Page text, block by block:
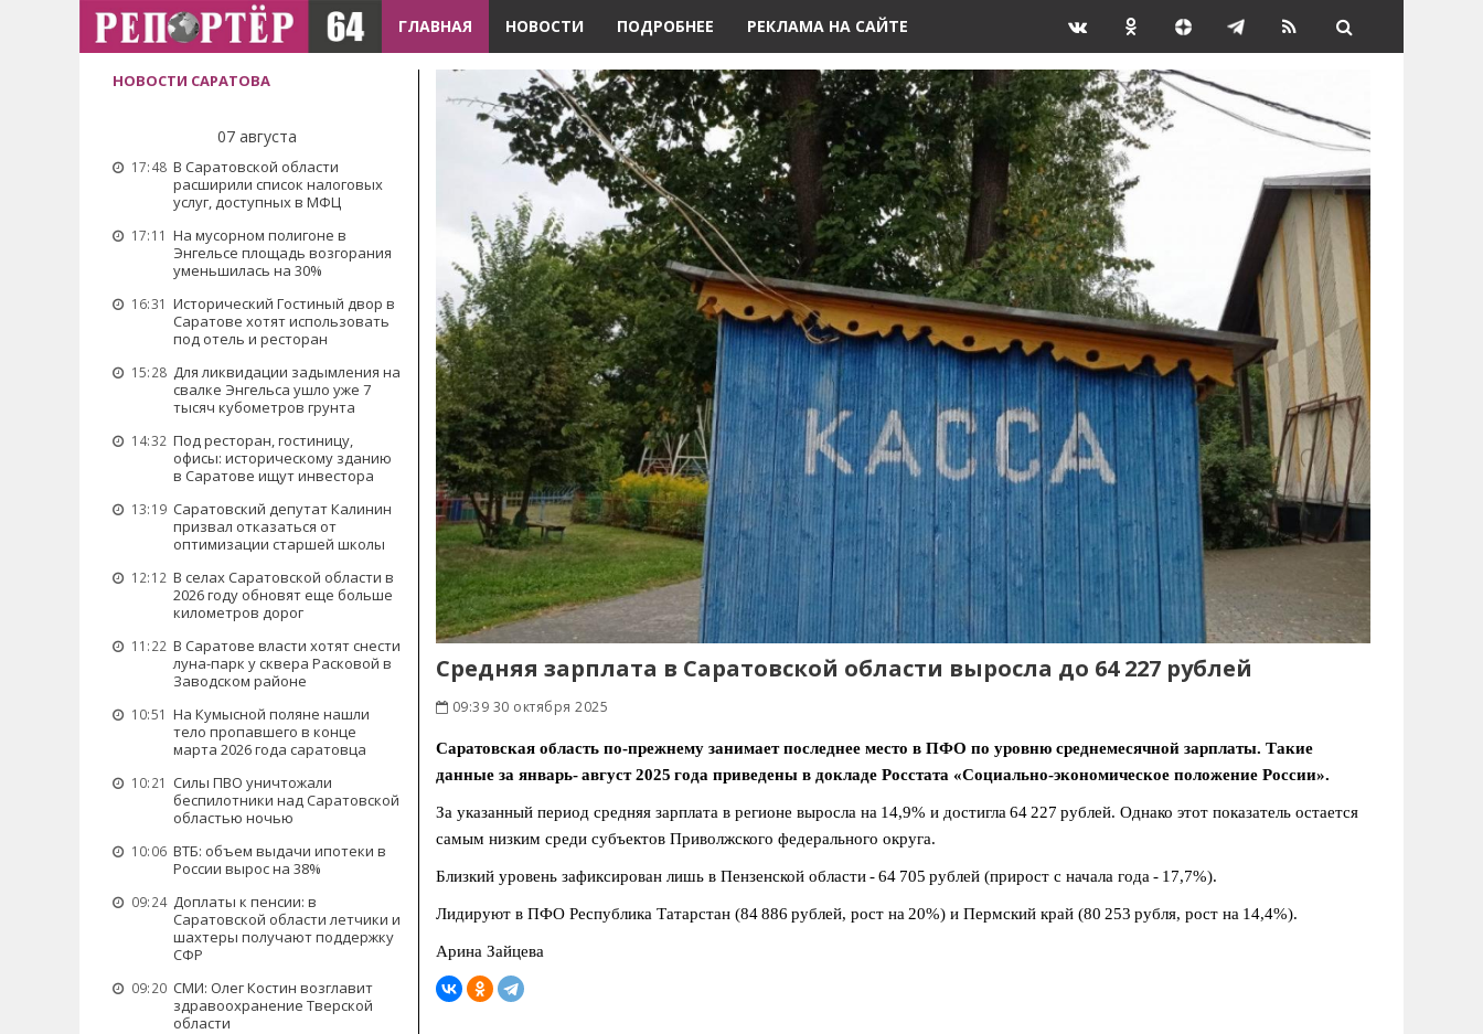
ГЛАВНАЯ НОВОСТИ ПОДРОБНЕЕ РЕКЛАМА НА САЙТЕ
НОВОСТИ САРАТОВА
07 августа
17:48 В Саратовской области
расширили список налоговых
услуг, доступных в МФЦ
17:11 На мусорном полигоне в
Энгельсе площадь возгорания
уменьшилась на 30%
16:31 Исторический Гостиный двор в
Саратове хотят использовать
под отель и ресторан
15:28 Для ликвидации задымления на
свалке Энгельса ушло уже 7
тысяч кубометров грунта
14:32 Под ресторан, гостиницу,
офисы: историческому зданию
в Саратове ищут инвестора
13:19 Саратовский депутат Калинин
призвал отказаться от
оптимизации старшей школы
12:12 В селах Саратовской области в
2026 году обновят еще больше
километров дорог
11:22 В Саратове власти хотят снести
луна-парк у сквера Расковой в
Заводском районе
10:51 На Кумысной поляне нашли
тело пропавшего в конце
марта 2026 года саратовца
10:21 Силы ПВО уничтожали
беспилотники над Саратовской
областью ночью
10:06 ВТБ: объем выдачи ипотеки в
России вырос на 38%
09:24 Доплаты к пенсии: в
Саратовской области летчики и
шахтеры получают поддержку
СФР
09:20 СМИ: Олег Костин возглавит
здравоохранение Тверской
области
Средняя зарплата в Саратовской области выросла до 64 227 рублей
09:39 30 октября 2025
Саратовская область по-прежнему занимает последнее место в ПФО по уровню среднемесячной зарплаты. Такие
данные за январь- август 2025 года приведены в докладе Росстата «Социально‑экономическое положение России».
За указанный период средняя зарплата в регионе выросла на 14,9% и достигла 64 227 рублей. Однако этот показатель остается
самым низким среди субъектов Приволжского федерального округа.
Близкий уровень зафиксирован лишь в Пензенской области - 64 705 рублей (прирост с начала года - 17,7%).
Лидируют в ПФО Республика Татарстан (84 886 рублей, рост на 20%) и Пермский край (80 253 рубля, рост на 14,4%).
Арина Зайцева